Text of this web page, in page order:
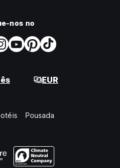
nos no
EUR
Pousada